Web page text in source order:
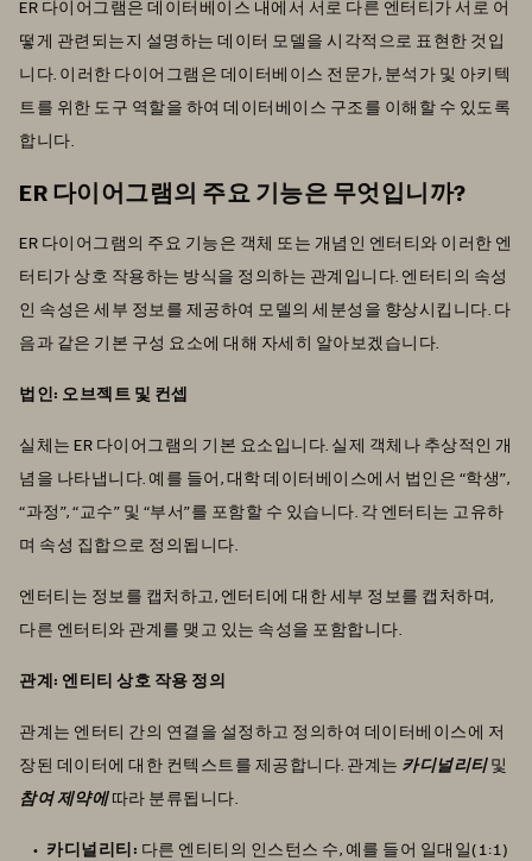
ER 다이어그램은 데이터베이스 내에서 서로 다른 엔터티가 서로 어
떻게 관련되는지 설명하는 데이터 모델을 시각적으로 표현한 것입
니다. 이러한 다이어그램은 데이터베이스 전문가, 분석가 및 아키텍
트를 위한 도구 역할을 하여 데이터베이스 구조를 이해할 수 있도록
합니다.
ER 다이어그램의 주요 기능은 무엇입니까?
ER 다이어그램의 주요 기능은 객체 또는 개념인 엔터티와 이러한 엔
터티가 상호 작용하는 방식을 정의하는 관계입니다. 엔터티의 속성
인 속성은 세부 정보를 제공하여 모델의 세분성을 향상시킵니다. 다
음과 같은 기본 구성 요소에 대해 자세히 알아보겠습니다.
법인: 오브젝트 및 컨셉
실체는 ER 다이어그램의 기본 요소입니다. 실제 객체나 추상적인 개
념을 나타냅니다. 예를 들어, 대학 데이터베이스에서 법인은 “학생”,
“과정”, “교수” 및 “부서”를 포함할 수 있습니다. 각 엔터티는 고유하
며 속성 집합으로 정의됩니다.
엔터티는 정보를 캡처하고, 엔터티에 대한 세부 정보를 캡처하며,
다른 엔터티와 관계를 맺고 있는 속성을 포함합니다.
관계: 엔티티 상호 작용 정의
관계는 엔터티 간의 연결을 설정하고 정의하여 데이터베이스에 저
장된 데이터에 대한 컨텍스트를 제공합니다. 관계는 카디널리티및
참여 제약에따라 분류됩니다.
카디널리티: 다른 엔티티의 인스턴스 수, 예를 들어 일대일(1:1)